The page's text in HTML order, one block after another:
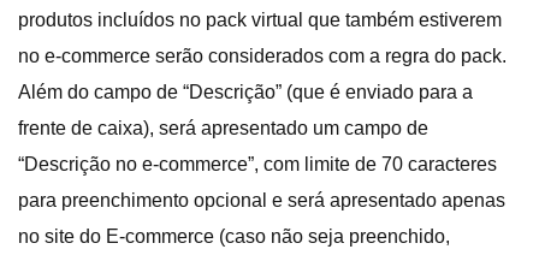
produtos incluídos no pack virtual que também estiverem
no e-commerce serão considerados com a regra do pack.
Além do campo de “Descrição” (que é enviado para a
frente de caixa), será apresentado um campo de
“Descrição no e-commerce”, com limite de 70 caracteres
para preenchimento opcional e será apresentado apenas
no site do E-commerce (caso não seja preenchido,